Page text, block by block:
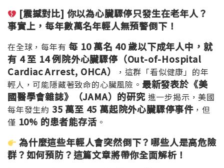
[震撼對比] 你以為心臟驟停只發生在老年人？
事實上，每年數萬名年輕人無預警倒下！
在全球，每年有 每 10萬名 40歲以下成年人中，就
有 4至 14例院外心臟驟停（Out-of-Hospital
Cardiac Arrest, OHCA）
，這群「看似健康」的年
輕人，可能隱藏著致命的心臟風險。 最新發表於《美
國醫學會雜誌》（JAMA）的研究進一步揭示，美國
每年發生約 35 萬至 45 萬起院外心臟驟停事件 ，但
僅 10% 的患者能存活。
為什麼這些年輕人會突然倒下？哪些人是高危險
群？如何預防？這篇文章將帶你全面解析！